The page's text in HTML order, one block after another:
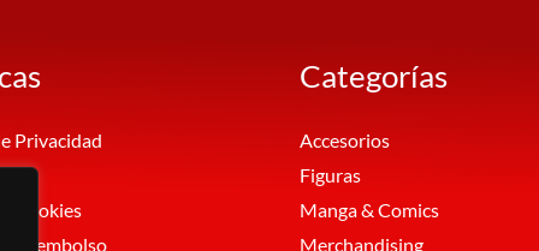
Privacidad
Cookies
Reembolso
Categorías
Accesorios
Figuras
Manga & Comics
Merchandising